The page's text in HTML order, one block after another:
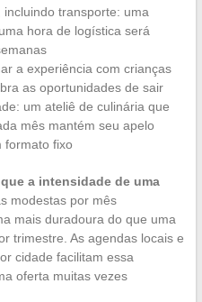
transporte: uma
hora de logística será
a experiência com crianças
as oportunidades de sair
um ateliê de culinária que
mês mantém seu apelo
formato fixo
a intensidade de uma
modestas por mês
mais duradoura do que uma
trimestre. As agendas locais e
cidade facilitam essa
oferta muitas vezes